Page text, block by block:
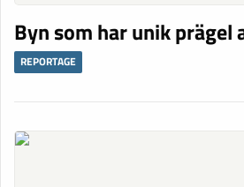
Byn som har unik prägel
REPORTAGE